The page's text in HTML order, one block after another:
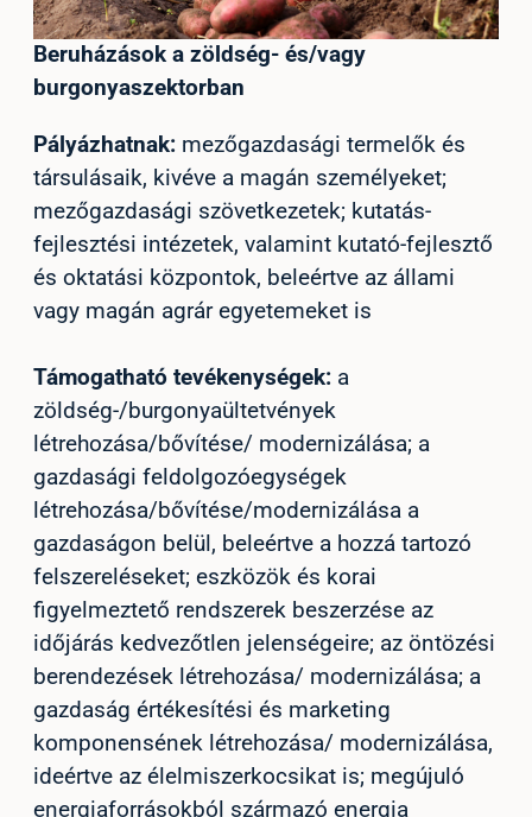
Beruházások a zöldség- és/vagy
burgonyaszektorban
Pályázhatnak: mezőgazdasági termelők és
társulásaik, kivéve a magán személyeket;
mezőgazdasági szövetkezetek; kutatás-
fejlesztési intézetek, valamint kutató-fejlesztő
és oktatási központok, beleértve az állami
vagy magán agrár egyetemeket is
Támogatható tevékenységek: a
zöldség-/burgonyaültetvények
létrehozása/bővítése/ modernizálása; a
gazdasági feldolgozóegységek
létrehozása/bővítése/modernizálása a
gazdaságon belül, beleértve a hozzá tartozó
felszereléseket; eszközök és korai
figyelmeztető rendszerek beszerzése az
időjárás kedvezőtlen jelenségeire; az öntözési
berendezések létrehozása/ modernizálása; a
gazdaság értékesítési és marketing
komponensének létrehozása/ modernizálása,
ideértve az élelmiszerkocsikat is; megújuló
energiaforrásokból származó energia